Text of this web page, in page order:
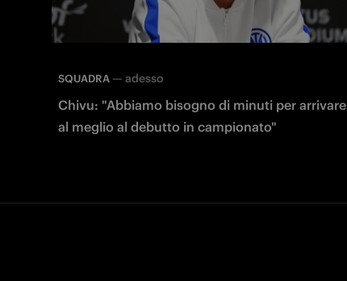
SQUADRA — adesso
Chivu: "Abbiamo bisogno di minuti per arrivare
al meglio al debutto in campionato"